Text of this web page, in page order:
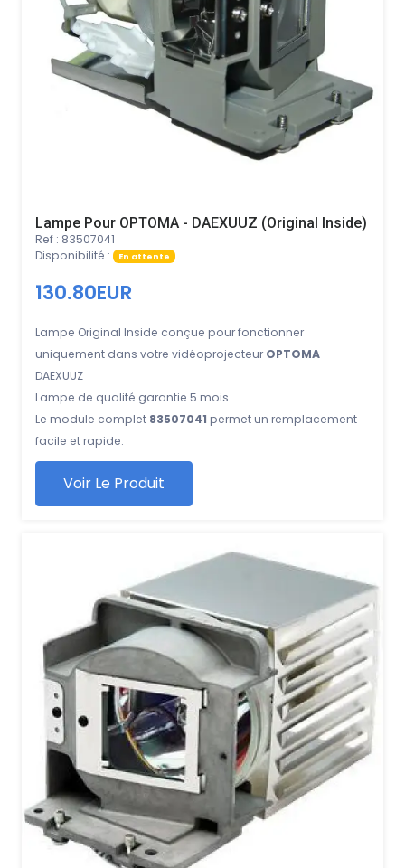
Lampe Pour OPTOMA - DAEXUUZ (Original Inside)
Ref : 83507041
Disponibilité :
En attente
130.80EUR
Lampe Original Inside conçue pour fonctionner
uniquement dans votre vidéoprojecteur OPTOMA
DAEXUUZ
Lampe de qualité garantie 5 mois.
Le module complet 83507041 permet un remplacement
facile et rapide.
Voir Le Produit